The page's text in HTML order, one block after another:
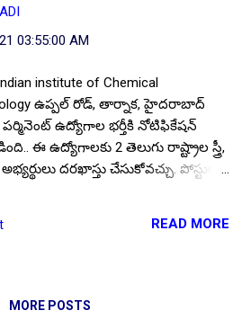
35 పదాలు ఇంగ్లీషులో/ నిమిషానికి 30
హిందీలో కంప్యూటర్ టైప్ చేయగలగాలి.
రిజర్వేషన్ వర్గాల అభ్యర్థులకు
సడలింపు వర్తిస్తుంది. పూర్తి
నోటిఫికేషన్ ను ఇక్కడ చదవండి.. జీతం:
రకాల పోస్టులకు ఎంపికైన అభ్యర్థులకు
2 ప్రకారం రూ.29,900 - 63,200 వరకు
03:55:00 AM
institute of Chemical
ఉప్పల్ రోడ్, తార్నాక, హైదరాబాద్
పర్మినెంట్ ఉద్యోగాల భర్తీకి నోటిఫికేషన్
ఈ ఉద్యోగాలకు 2 తెలుగు రాష్ట్రాల స్త్రీ,
దరఖాస్తు చేసుకోవచ్చు. పోస్టుల
సంఖ్య: 18. విభాగాల వారీగా ఖాళీల
తో నిమిషానికి 35 పదాలు ఇంగ్లీషులో, 30
READ MORE
MORE POSTS